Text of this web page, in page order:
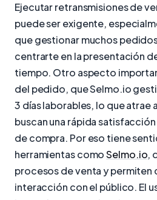
Ejecutar retransmisiones de
puede ser exigente,
que gestionar muchos
centrarte en la presentación
tiempo. Otro aspecto
del pedido, que Selmo.io
3 días laborables, lo que atrae
buscan una rápida
de compra. Por eso tiene
herramientas comoSelmo.io,
procesos de venta y permiten
interacción con el público. El